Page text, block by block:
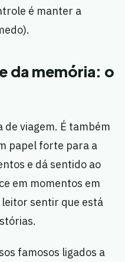
é manter a
da memória: o
de viagem. É também
papel forte para a
e dá sentido ao
em momentos em
leitor sentir que está
famosos ligados a